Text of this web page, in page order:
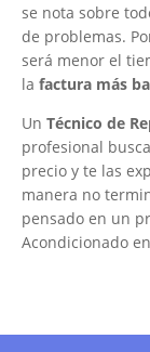
se nota sobre
de problemas.
será menor el
la factura más
Un Técnico de
profesional
precio y te las
manera no
pensado en un
Acondicionado